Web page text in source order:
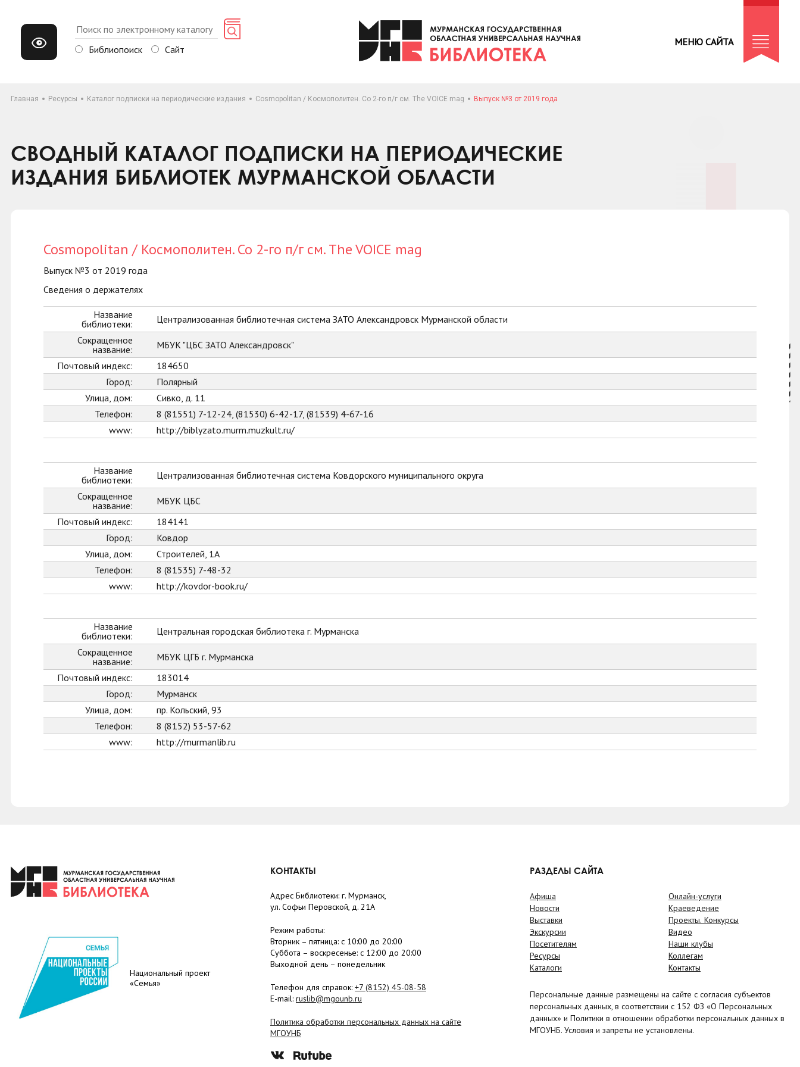
Библиопоиск Сайт
МЕНЮ САЙТА
Главная Ресурсы Каталог подписки на периодические издания Cosmopolitan / Космополитен. Со 2-го п/г см. The VOICE mag Выпуск №3 от 2019 года
СВОДНЫЙ КАТАЛОГ ПОДПИСКИ НА ПЕРИОДИЧЕСКИЕ
ИЗДАНИЯ БИБЛИОТЕК МУРМАНСКОЙ ОБЛАСТИ
Cosmopolitan / Космополитен. Со 2-го п/г см. The VOICE mag
Выпуск №3 от 2019 года
Сведения о держателях
Название
библиотеки:
Централизованная библиотечная система ЗАТО Александровск Мурманской области
Сокращенное
название:
МБУК "ЦБС ЗАТО Александровск"
Почтовый индекс:
184650
Город:
Полярный
Улица, дом:
Сивко, д. 11
Телефон:
8 (81551) 7-12-24, (81530) 6-42-17, (81539) 4-67-16
www:
http://biblyzato.murm.muzkult.ru/
Название
библиотеки:
Централизованная библиотечная система Ковдорского муниципального округа
Сокращенное
название:
МБУК ЦБС
Почтовый индекс:
184141
Город:
Ковдор
Улица, дом:
Строителей, 1А
Телефон:
8 (81535) 7-48-32
www:
http://kovdor-book.ru/
Название
библиотеки:
Центральная городская библиотека г. Мурманска
Сокращенное
название:
МБУК ЦГБ г. Мурманска
Почтовый индекс:
183014
Город:
Мурманск
Улица, дом:
пр. Кольский, 93
Телефон:
8 (8152) 53-57-62
www:
http://murmanlib.ru
Национальный проект
«Семья»
КОНТАКТЫ
Адрес Библиотеки: г. Мурманск,
ул. Софьи Перовской, д. 21А
Режим работы:
Вторник – пятница: с 10:00 до 20:00
Суббота – воскресенье: c 12:00 до 20:00
Выходной день – понедельник
Телефон для справок: +7 (8152) 45-08-58
E-mail: ruslib@mgounb.ru
Политика обработки персональных данных на сайте
МГОУНБ
РАЗДЕЛЫ САЙТА
Афиша
Новости
Выставки
Экскурсии
Посетителям
Ресурсы
Каталоги
Онлайн-услуги
Краеведение
Проекты. Конкурсы
Видео
Наши клубы
Коллегам
Контакты
Персональные данные размещены на сайте с согласия субъектов
персональных данных, в соответствии с 152 ФЗ «О Персональных
данных» и Политики в отношении обработки персональных данных в
МГОУНБ. Условия и запреты не установлены.